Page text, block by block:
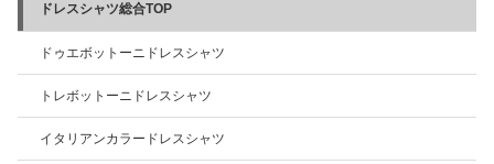
ドレスシャツ総合TOP
ドゥエボットーニドレスシャツ
トレボットーニドレスシャツ
イタリアンカラードレスシャツ